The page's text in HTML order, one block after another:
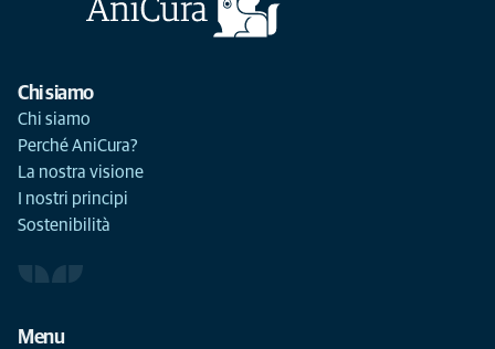
Chi siamo
Chi siamo
Perché AniCura?
La nostra visione
I nostri principi
Sostenibilità
Menu